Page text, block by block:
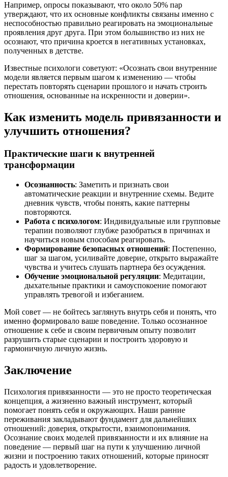
Например, опросы показывают, что около 50% пар
утверждают, что их основные конфликты связаны именно с
неспособностью правильно реагировать на эмоциональные
проявления друг друга. При этом большинство из них не
осознают, что причина кроется в негативных установках,
полученных в детстве.
Известные психологи советуют: «Осознать свои внутренние
модели является первым шагом к изменению — чтобы
перестать повторять сценарии прошлого и начать строить
отношения, основанные на искренности и доверии».
Как изменить модель привязанности и
улучшить отношения?
Практические шаги к внутренней
трансформации
Осознанность: Заметить и признать свои
автоматические реакции и внутренние схемы. Ведите
дневник чувств, чтобы понять, какие паттерны
повторяются.
Работа с психологом: Индивидуальные или групповые
терапии позволяют глубже разобраться в причинах и
научиться новым способам реагировать.
Формирование безопасных отношений: Постепенно,
шаг за шагом, усиливайте доверие, открыто выражайте
чувства и учитесь слушать партнера без осуждения.
Обучение эмоциональной регуляции: Медитации,
дыхательные практики и самоуспокоение помогают
управлять тревогой и избеганием.
Мой совет — не бойтесь заглянуть внутрь себя и понять, что
именно формировало ваше поведение. Только осознанное
отношение к себе и своим первичным опыту позволит
разрушить старые сценарии и построить здоровую и
гармоничную личную жизнь.
Заключение
Психология привязанности — это не просто теоретическая
концепция, а жизненно важный инструмент, который
помогает понять себя и окружающих. Наши ранние
переживания закладывают фундамент для дальнейших
отношений: доверия, открытости, взаимопонимания.
Осознание своих моделей привязанности и их влияние на
поведение — первый шаг на пути к улучшению личной
жизни и построению таких отношений, которые приносят
радость и удовлетворение.